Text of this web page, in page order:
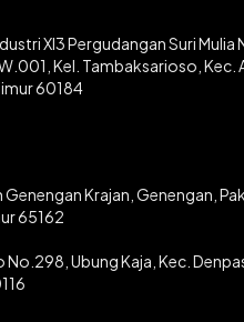
XI3 Pergudangan Suri Mulia
Kel. Tambaksarioso, Kec.
60184
Genengan Krajan, Genengan,
65162
Ubung Kaja, Kec.